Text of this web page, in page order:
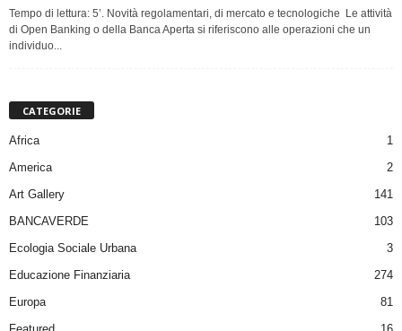
Tempo di lettura: 5’. Novità regolamentari, di mercato e tecnologiche Le attività
di Open Banking o della Banca Aperta si riferiscono alle operazioni che un
individuo...
CATEGORIE
Africa
1
America
2
Art Gallery
141
BANCAVERDE
103
Ecologia Sociale Urbana
3
Educazione Finanziaria
274
Europa
81